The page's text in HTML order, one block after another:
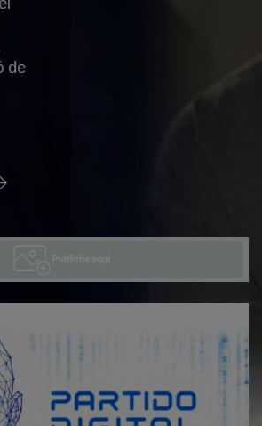
la versión del nombre en
Cae...